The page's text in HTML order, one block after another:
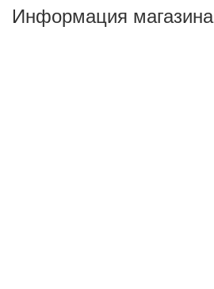
Информация магазина